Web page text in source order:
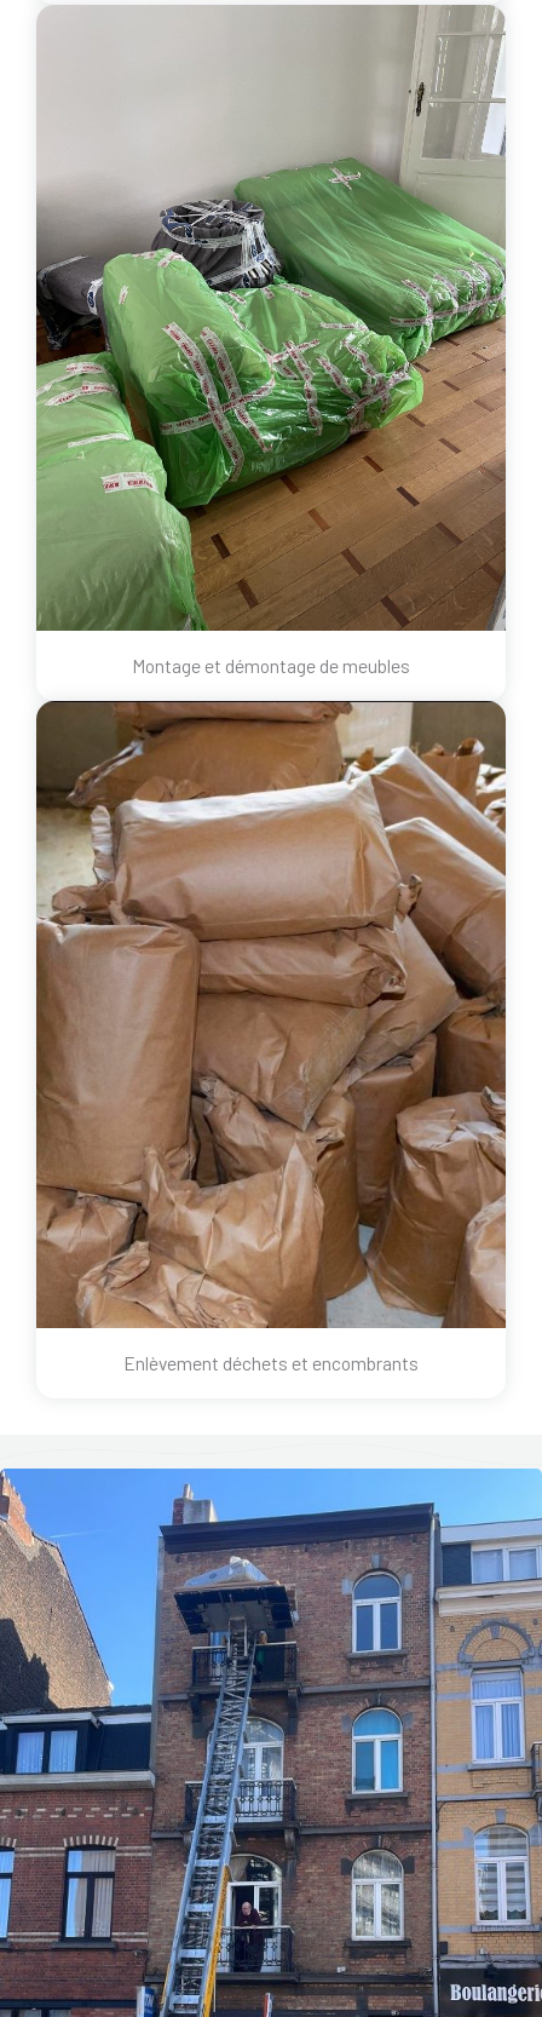
Montage et démontage de meubles
Enlèvement déchets et encombrants